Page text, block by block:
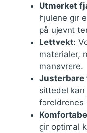
Utmerket
hjulene gir
på ujevnt
Lettvekt:
materialer,
manøvrere.
Justerbare
sittedel
foreldrenes
gir optimal